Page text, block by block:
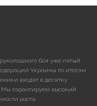
боя уже пятый
Украины по итогам
входят в десятку
Мы гарантируем высокий
роста.